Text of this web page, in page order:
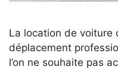
La location de voiture
déplacement
l’on ne souhaite pas